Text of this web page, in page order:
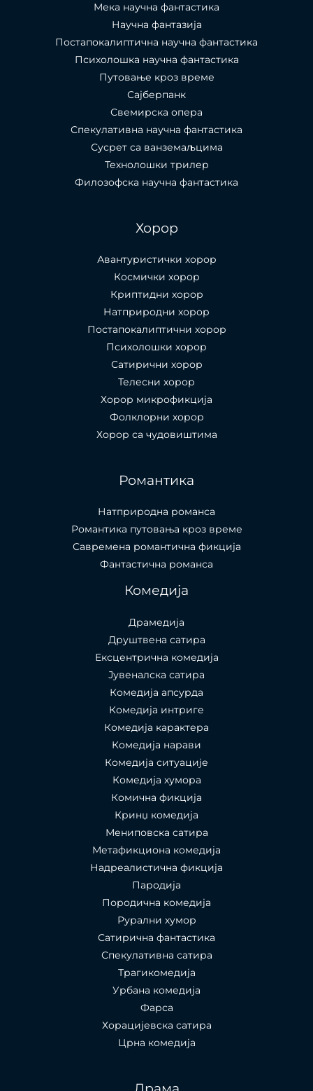
Мека научна фантастика
Научна фантазија
Постапокалиптична научна фантастика
Психолошка научна фантастика
Путовање кроз време
Сајберпанк
Свемирска опера
Спекулативна научна фантастика
Сусрет са ванземаљцима
Технолошки трилер
Филозофска научна фантастика
Хорор
Авантуристички хорор
Космички хорор
Криптидни хорор
Натприродни хорор
Постапокалиптични хорор
Психолошки хорор
Сатирични хорор
Телесни хорор
Хорор микрофикција
Фолклорни хорор
Хорор са чудовиштима
Романтика
Натприродна романса
Романтика путовања кроз време
Савремена романтична фикција
Фантастична романса
Комедија
Драмедија
Друштвена сатира
Ексцентрична комедија
Јувеналска сатира
Комедија апсурда
Комедија интриге
Комедија карактера
Комедија нарави
Комедија ситуације
Комедија хумора
Комична фикција
Кринџ комедија
Мениповска сатира
Метафикциона комедија
Надреалистична фикција
Пародија
Породична комедија
Рурални хумор
Сатирична фантастика
Спекулативна сатира
Трагикомедија
Урбана комедија
Фарса
Хорацијевска сатира
Црна комедија